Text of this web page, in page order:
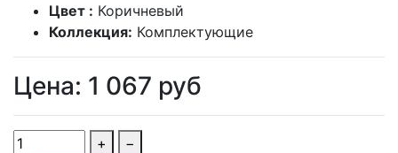
Цвет : Коричневый
Коллекция: Комплектующие
Цена: 1 067 руб
+
−